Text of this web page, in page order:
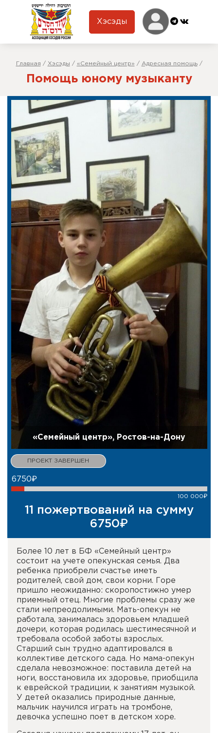
Хэсэды
Главная / Хэсэды / «Семейный центр» / Адресная помощь/
Помощь юному музыканту
«Семейный центр», Ростов-на-Дону
6750₽
100 000₽
11 пожертвований на сумму
6750₽
Более 10 лет в БФ «Семейный центр»
состоит на учете опекунская семья. Два
ребенка приобрели счастье иметь
родителей, свой дом, свои корни. Горе
пришло неожиданно: скоропостижно умер
приемный отец. Многие проблемы сразу же
стали непреодолимыми. Мать-опекун не
работала, занималась здоровьем младшей
дочери, которая родилась шестимесячной и
требовала особой заботы взрослых.
Старший сын трудно адаптировался в
коллективе детского сада. Но мама-опекун
сделала невозможное: поставила детей на
ноги, восстановила их здоровье, приобщила
к еврейской традиции, к занятиям музыкой.
У детей оказались природные данные,
мальчик научился играть на тромбоне,
девочка успешно поет в детском хоре.